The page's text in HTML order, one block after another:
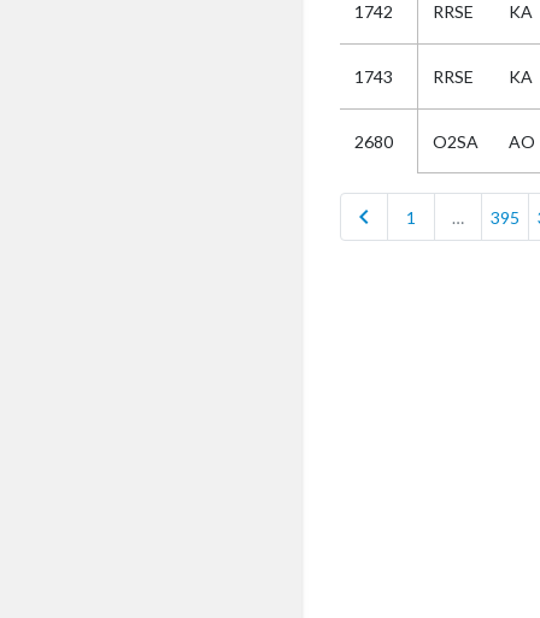
1742 RRSE KA
1743 RRSE KA
2680 O2SA AO
chevron_left 1 … 395